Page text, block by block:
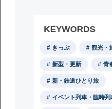
KEYWORDS
きっぷ 観光・
新型・更新 青
新・鉄道ひとり旅
イベント列車・臨時列